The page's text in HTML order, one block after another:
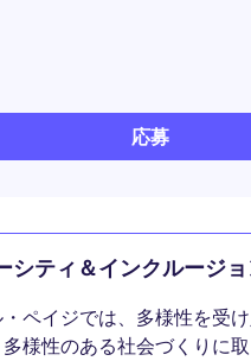
応募
シティ＆インクルージ
ペイジでは、多様性を受
様性のある社会づくりに